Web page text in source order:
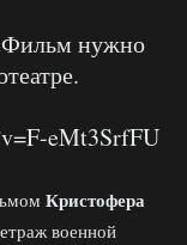
нужно
eMt3SrfFU
Кристофера
военной